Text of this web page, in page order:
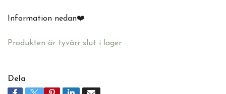
Information nedan❤️
Produkten är tyvärr slut i lager
Dela